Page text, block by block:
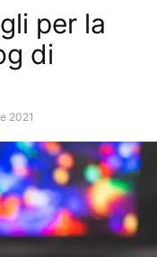
per la
di
2021